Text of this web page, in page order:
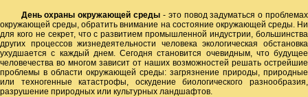
День охраны окружающей среды - это повод задуматься о проблемах
окружающей среды, обратить внимание на состояние окружающей среды. Ни
для кого не секрет, что с развитием промышленной индустрии, большинства
других процессов жизнедеятельности человека экологическая обстановка
ухудшается с каждый днем. Сегодня становится очевидным, что будущее
человечества во многом зависит от наших возможностей решать острейшие
проблемы в области окружающей среды: загрязнение природы, природные
или техногенные катастрофы, оскудение биологического разнообразия,
разрушение природных или культурных ландшафтов.